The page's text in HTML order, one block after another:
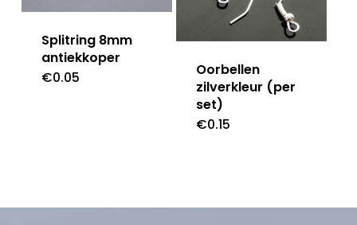
Splitring 8mm
antiekkoper
€0.05
Oorbellen
zilverkleur (per
set)
€0.15